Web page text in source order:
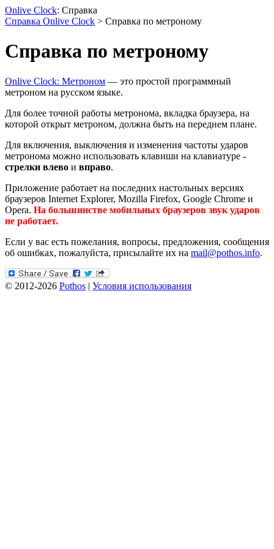
Onlive Clock: Справка
Справка Onlive Clock > Cправка по метроному
Cправка по метроному
Onlive Clock: Метроном — это простой программный
метроном на русском языке.
Для более точной работы метронома, вкладка браузера, на
которой открыт метроном, должна быть на переднем плане.
Для включения, выключения и изменения частоты ударов
метронома можно использовать клавиши на клавиатуре -
стрелки влево и вправо.
Приложение работает на последних настольных версиях
браузеров Internet Explorer, Mozilla Firefox, Google Chrome и
Opera. На большинстве мобильных браузеров звук ударов
не работает.
Если у вас есть пожелания, вопросы, предложения, сообщения
об ошибках, пожалуйста, присылайте их на mail@pothos.info.
© 2012-2026 Pothos | Условия использования